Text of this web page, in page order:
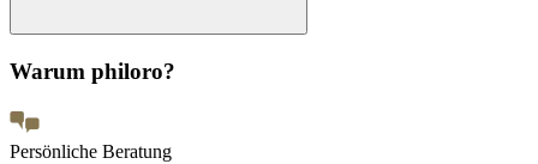
Warum philoro?
Persönliche Beratung